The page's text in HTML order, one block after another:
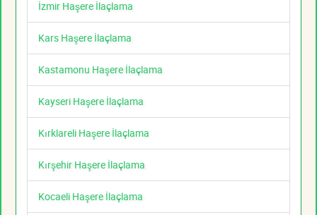
İzmir Haşere İlaçlama
Kars Haşere İlaçlama
Kastamonu Haşere İlaçlama
Kayseri Haşere İlaçlama
Kırklareli Haşere İlaçlama
Kırşehir Haşere İlaçlama
Kocaeli Haşere İlaçlama